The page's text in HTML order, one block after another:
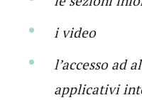
i video
l’accesso ad
applicativi